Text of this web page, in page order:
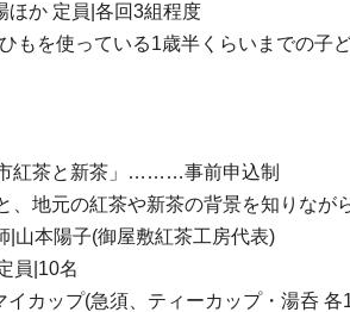
ほか 定員|各回3組程度
もを使っている1歳半くらいまでの子
市紅茶と新茶」………事前申込制
、地元の紅茶や新茶の背景を知りなが
|山本陽子(御屋敷紅茶工房代表)
員|10名
イカップ(急須、ティーカップ・湯呑 各